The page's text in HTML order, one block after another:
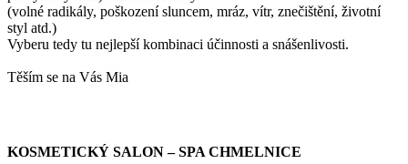
(volné radikály, poškození sluncem, mráz, vítr, znečištění, životní
styl atd.)
Vyberu tedy tu nejlepší kombinaci účinnosti a snášenlivosti.
Těším se na Vás Mia
KOSMETICKÝ SALON – SPA CHMELNICE